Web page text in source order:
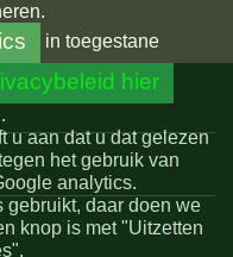
in toegestane
hier
u aan dat u dat gelezen
het gebruik van
analytics.
gebruikt, daar doen we
knop is met "Uitzetten